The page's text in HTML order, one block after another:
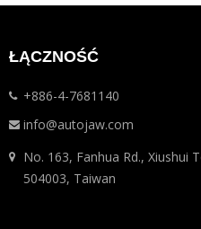
ŁĄCZNOŚĆ
+886-4-7681140
info@autojaw.com
No. 163, Fanhua Rd., Xiushui
504003, Taiwan